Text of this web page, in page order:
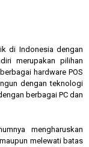
di Indonesia dengan
merupakan pilihan
hardware POS
dengan teknologi
berbagai PC dan
mengharuskan
melewati batas